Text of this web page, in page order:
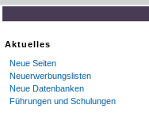
Aktuelles
Neue Seiten
Neuerwerbungslisten
Neue Datenbanken
Führungen und Schulungen